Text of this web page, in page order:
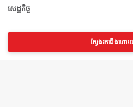
សេដ្ឋកិច្ច
ស្វែងរកជើងហោះ